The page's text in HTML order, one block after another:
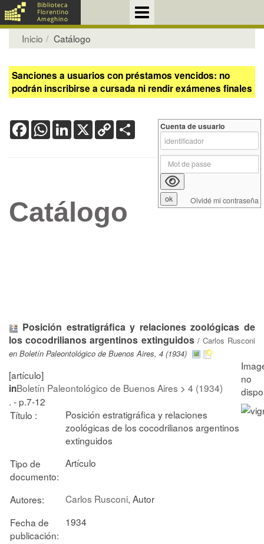
Inicio Catálogo
Sanciones a usuarios con préstamos vencidos: no
podrán inscribirse a cursada ni rendir exámenes finales
FacebookWhatsApp
LinkedIn
X Copy
Link
Catálogo
Posición estratigráfica y relaciones zoológicas de
los cocodrilianos argentinos extinguidos/ Carlos Rusconi
en Boletín Paleontológico de Buenos Aires, 4 (1934)
[artículo]
inBoletín Paleontológico de Buenos Aires > 4 (1934)
. - p.7-12
Título :
Posición estratigráfica y relaciones
zoológicas de los cocodrilianos argentinos
extinguidos
Tipo de
documento:
Artículo
Autores: Carlos Rusconi, Autor
Fecha de
publicación:
1934
Cuenta de usuario
Olvidé mi contraseña